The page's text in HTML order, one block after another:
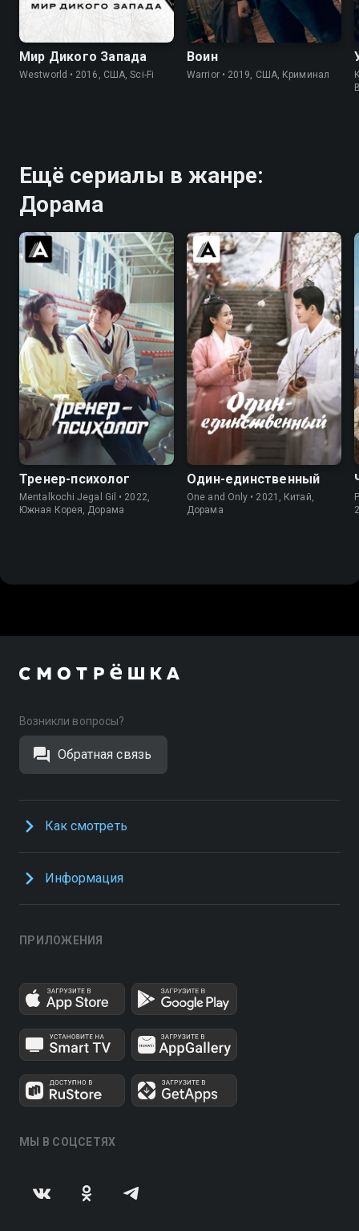
Мир Дикого Запада
Westworld • 2016, США, Sci-Fi
8.2 8.4
Воин
Warrior • 2019, США, Криминал
Ещё сериалы в жанре:
Дорама
7.7 7.6
Тренер-психолог
Mentalkochi Jegal Gil • 2022,
Южная Корея, Дорама
8.1
Один-единственный
One and Only • 2021, Китай,
Дорама
Возникли вопросы?
Обратная связь
Как смотреть
Информация
ПРИЛОЖЕНИЯ
МЫ В СОЦСЕТЯХ